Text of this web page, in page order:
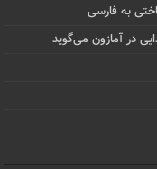
به فارسی
در آمازون می‌گوید